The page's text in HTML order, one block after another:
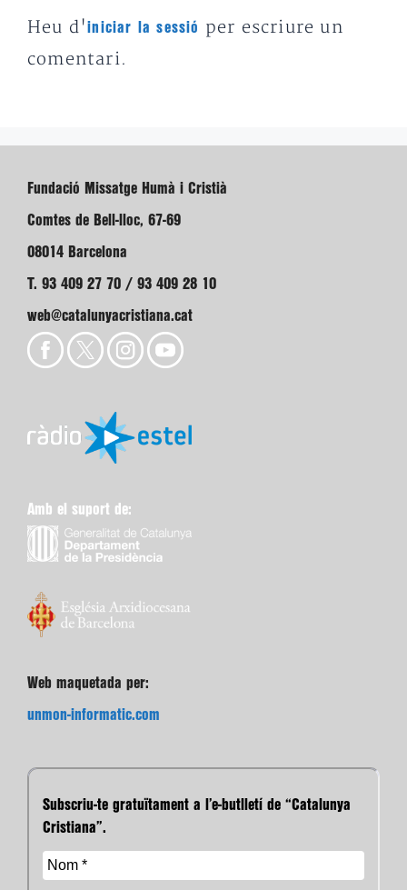
Heu d'iniciar la sessió
per escriure un
comentari.
Fundació Missatge Humà i Cristià
Comtes de Bell-lloc, 67-69
08014 Barcelona
T. 93 409 27 70 / 93 409 28 10
web@catalunyacristiana.cat
Amb el suport de:
Web maquetada per:
unmon-informatic.com
Subscriu-te gratuïtament a l’e-butlletí de “Catalunya
Cristiana”.